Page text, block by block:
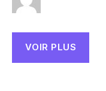
VOIR PLUS